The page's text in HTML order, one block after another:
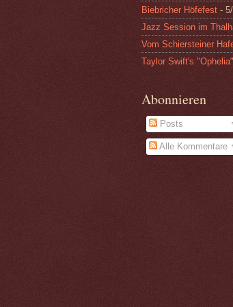
Biebricher Höfefest -
Jazz Session im
Vom Schiersteiner
Taylor Swift's
Abonnieren
Posts
Alle Kommentare